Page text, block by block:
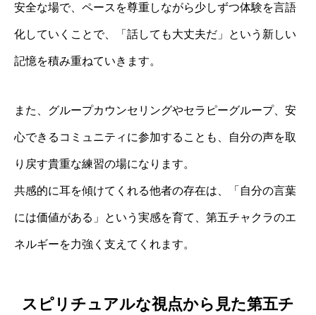
安全な場で、ペースを尊重しながら少しずつ体験を言語
化していくことで、「話しても大丈夫だ」という新しい
記憶を積み重ねていきます。
また、グループカウンセリングやセラピーグループ、安
心できるコミュニティに参加することも、自分の声を取
り戻す貴重な練習の場になります。
共感的に耳を傾けてくれる他者の存在は、「自分の言葉
には価値がある」という実感を育て、第五チャクラのエ
ネルギーを力強く支えてくれます。
スピリチュアルな視点から見た第五チ